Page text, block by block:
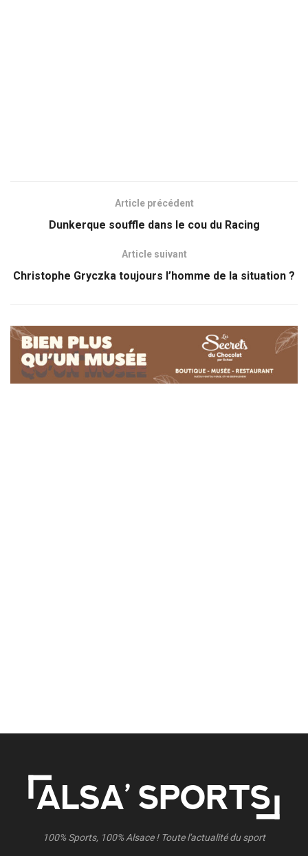
Article précédent
Dunkerque souffle dans le cou du Racing
Article suivant
Christophe Gryczka toujours l’homme de la situation ?
100% Sports, 100% Alsace ! Toute l'actualité du sport